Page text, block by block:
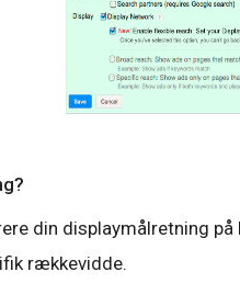
din displaymålretning på
rækkevidde.